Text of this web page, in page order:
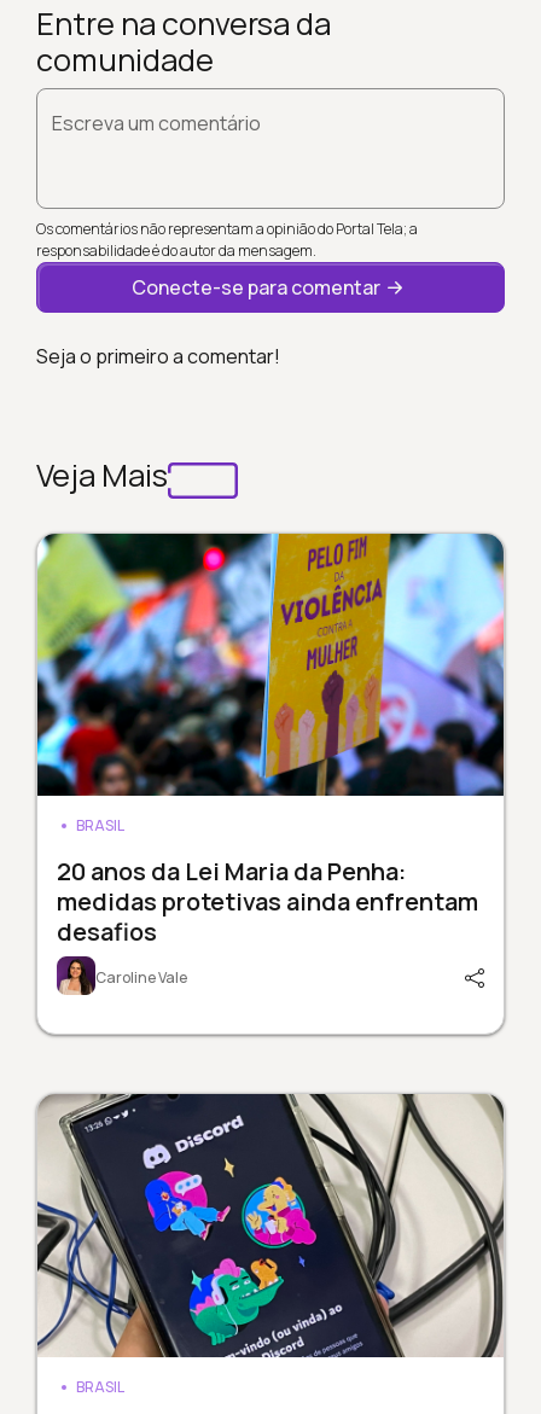
Entre na conversa da
comunidade
Escreva um comentário
Os comentários não representam a opinião do Portal Tela; a
responsabilidade é do autor da mensagem.
Conecte-se para comentar
Seja o primeiro a comentar!
Veja Mais
BRASIL
20 anos da Lei Maria da Penha:
medidas protetivas ainda enfrentam
desafios
Caroline Vale
BRASIL